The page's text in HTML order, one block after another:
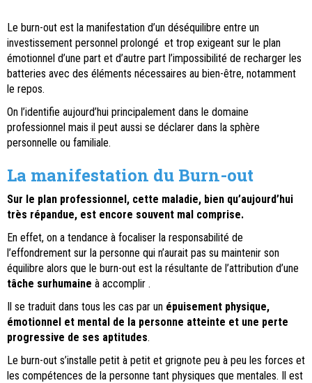
Le burn-out est la manifestation d’un déséquilibre entre un
investissement personnel prolongé et trop exigeant sur le plan
émotionnel d’une part et d’autre part l’impossibilité de recharger les
batteries avec des éléments nécessaires au bien-être, notamment
le repos.
On l’identifie aujourd’hui principalement dans le domaine
professionnel mais il peut aussi se déclarer dans la sphère
personnelle ou familiale.
La manifestation du Burn-out
Sur le plan professionnel, cette maladie, bien qu’aujourd’hui
très répandue, est encore souvent mal comprise.
En effet, on a tendance à focaliser la responsabilité de
l’effondrement sur la personne qui n’aurait pas su maintenir son
équilibre alors que le burn-out est la résultante de l’attribution d’une
tâche surhumaine à accomplir .
Il se traduit dans tous les cas par un épuisement physique,
émotionnel et mental de la personne atteinte et une perte
progressive de ses aptitudes.
Le burn-out s’installe petit à petit et grignote peu à peu les forces et
les compétences de la personne tant physiques que mentales. Il est